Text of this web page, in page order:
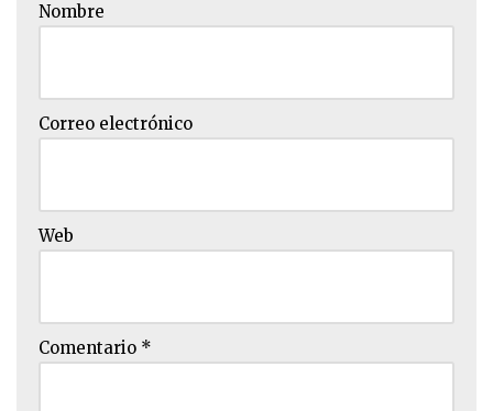
Nombre
Correo electrónico
Web
Comentario *